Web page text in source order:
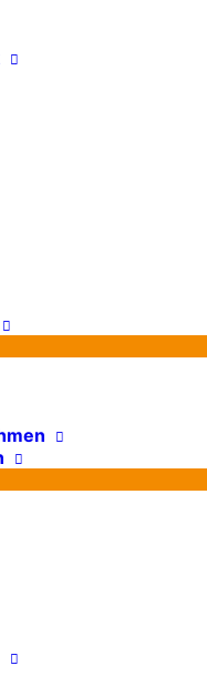
im
statt
statt
Bergen
unter
von
begleitet das
–